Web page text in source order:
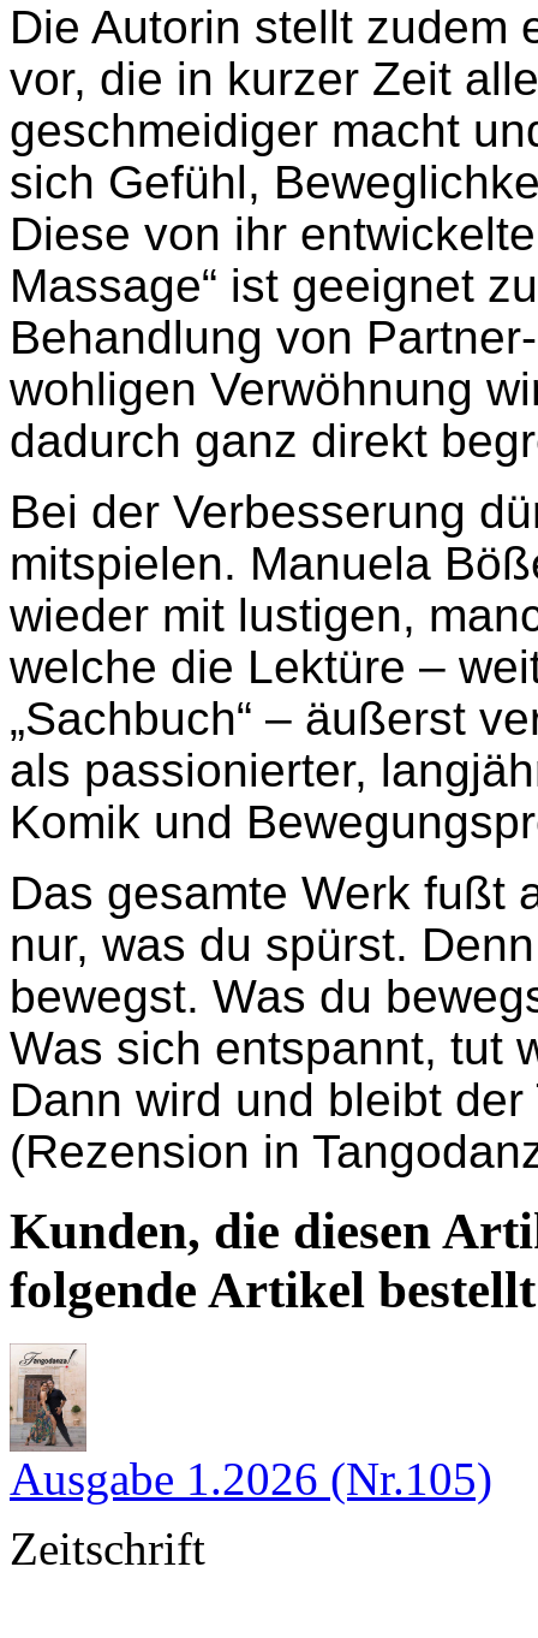
Die Autorin stellt zudem
vor, die in kurzer Zeit
geschmeidiger macht
sich Gefühl,
Diese von ihr
Massage“ ist geeignet
Behandlung von
wohligen Verwöhnung
dadurch ganz direkt
Bei der Verbesserung
mitspielen. Manuela
wieder mit lustigen,
welche die Lektüre –
„Sachbuch“ – äußerst
als passionierter,
Komik und
Das gesamte Werk fußt
nur, was du spürst.
bewegst. Was du
Was sich entspannt, tut
Dann wird und bleibt
(Rezension in
Kunden, die diesen
folgende Artikel
Ausgabe 1.2026 (Nr.105)
Zeitschrift